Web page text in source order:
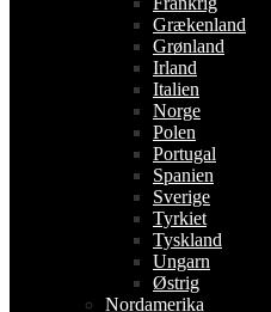
Grækenland
Grønland
Irland
Italien
Norge
Polen
Portugal
Spanien
Sverige
Tyrkiet
Tyskland
Ungarn
Østrig
Nordamerika